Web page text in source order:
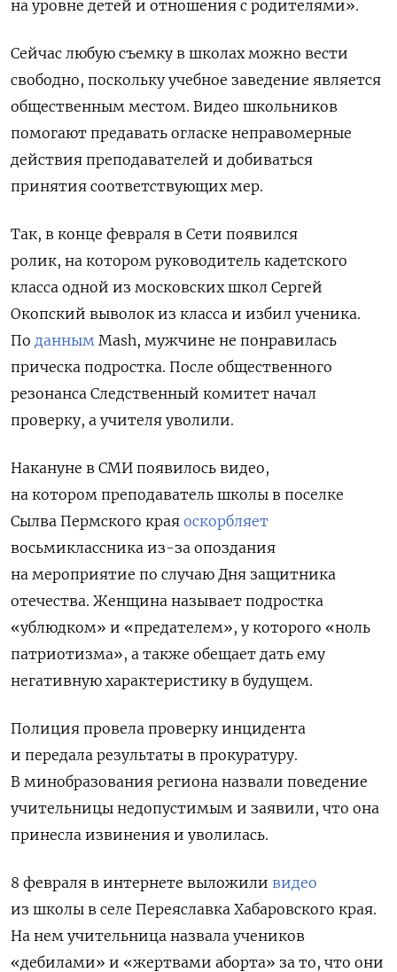
на уровне детей и отношения с родителями».
Сейчас любую съемку в школах можно вести
свободно, поскольку учебное заведение является
общественным местом. Видео школьников
помогают предавать огласке неправомерные
действия преподавателей и добиваться
принятия соответствующих мер.
Так, в конце февраля в Сети появился
ролик, на котором руководитель кадетского
класса одной из московских школ Сергей
Окопский выволок из класса и избил ученика.
По данным Mash, мужчине не понравилась
прическа подростка. После общественного
резонанса Следственный комитет начал
проверку, а учителя уволили.
Накануне в СМИ появилось видео,
на котором преподаватель школы в поселке
Сылва Пермского края оскорбляет
восьмиклассника из-за опоздания
на мероприятие по случаю Дня защитника
отечества. Женщина называет подростка
«ублюдком» и «предателем», у которого «ноль
патриотизма», а также обещает дать ему
негативную характеристику в будущем.
Полиция провела проверку инцидента
и передала результаты в прокуратуру.
В минобразования региона назвали поведение
учительницы недопустимым и заявили, что она
принесла извинения и уволилась.
8 февраля в интернете выложили видео
из школы в селе Переяславка Хабаровского края.
На нем учительница назвала учеников
«дебилами» и «жертвами аборта» за то, что они